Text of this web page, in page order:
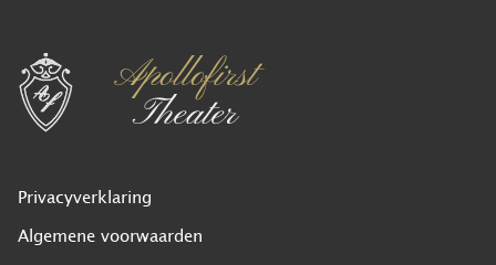
Privacyverklaring
Algemene voorwaarden